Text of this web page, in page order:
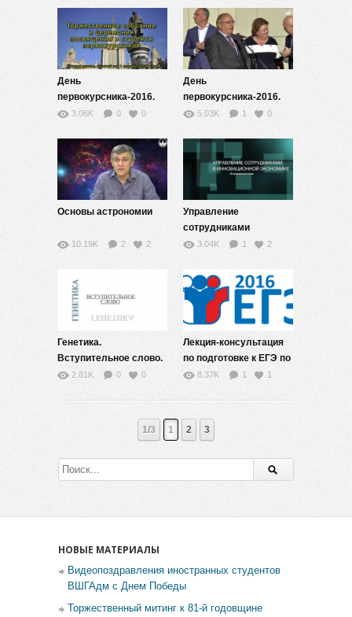
День
первокурсника-2016.
Торжественное
посвящения в
студенты
первокурсников
3.06K 0 0
День
первокурсника-2016.
Торжественное
Университетской
гимназии МГУ
5.03K 1 0
Основы астрономии
10.19K 2 2
Управление
сотрудниками
Вступление
3.04K 1 2
Генетика.
Вступительное слово.
2.81K 0 0
Лекция-консультация
по подготовке к ЕГЭ по
физике
8.37K 1 1
1/3 1 2 3
НОВЫЕ МАТЕРИАЛЫ
Видеопоздравления иностранных студентов
ВШГАдм с Днем Победы
Торжественный митинг к 81-й годовщине